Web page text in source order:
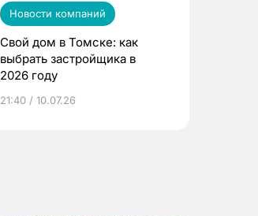
Новости компаний
Свой дом в Томске: как
выбрать застройщика в
2026 году
21:40 / 10.07.26